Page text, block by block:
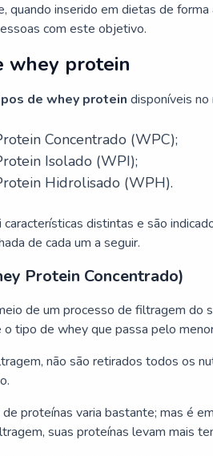
quando inserido em dietas de
com este objetivo.
whey protein
de whey protein disponíveis no
Concentrado (WPC);
Isolado (WPI);
Hidrolisado (WPH).
características distintas e são
de cada um a seguir.
Protein Concentrado)
de um processo de filtragem do
o tipo de whey que passa pelo
não são retirados todos os
proteínas varia bastante; mas é
suas proteínas levam mais